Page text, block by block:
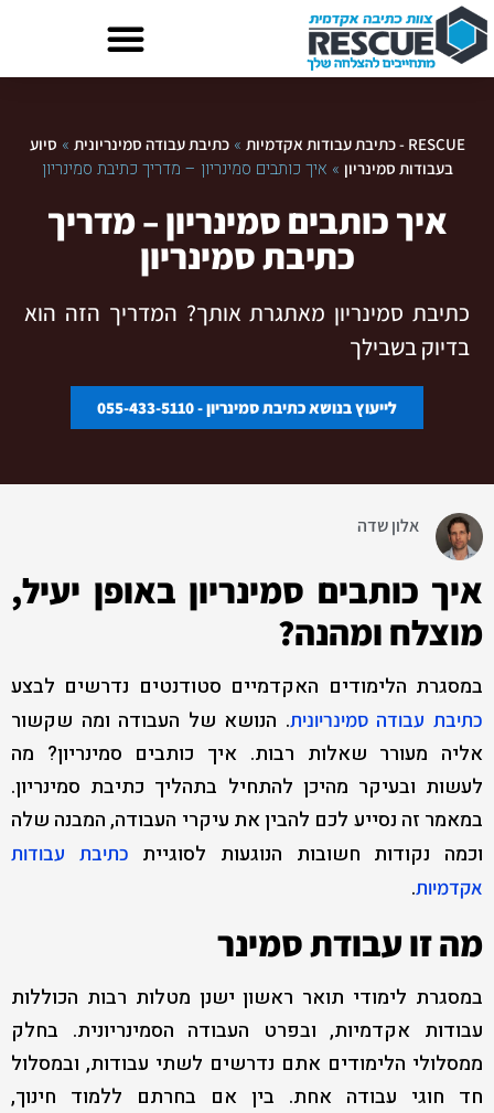
RESCUE - כתיבת עבודות אקדמיות »כתיבת עבודה סמינריונית » סיוע
בעבודות סמינריון » איך כותבים סמינריון – מדריך כתיבת סמינריון
איך כותבים סמינריון – מדריך
כתיבת סמינריון
כתיבת סמינריון מאתגרת אותך? המדריך הזה הוא
בדיוק בשבילך
לייעוץ בנושא כתיבת סמינריון - 055-433-5110
אלון שדה
איך כותבים סמינריון באופן יעיל,
מוצלח ומהנה?
במסגרת הלימודים האקדמיים סטודנטים נדרשים לבצע
כתיבת עבודה סמינריונית. הנושא של העבודה ומה שקשור
אליה מעורר שאלות רבות. איך כותבים סמינריון? מה
לעשות ובעיקר מהיכן להתחיל בתהליך כתיבת סמינריון.
במאמר זה נסייע לכם להבין את עיקרי העבודה, המבנה שלה
וכמה נקודות חשובות הנוגעות לסוגיית
כתיבת עבודות
אקדמיות.
מה זו עבודת סמינר
במסגרת לימודי תואר ראשון ישנן מטלות רבות הכוללות
עבודות אקדמיות, ובפרט העבודה הסמינריונית. בחלק
ממסלולי הלימודים אתם נדרשים לשתי עבודות, ובמסלול
חד חוגי עבודה אחת. בין אם בחרתם ללמוד חינוך,